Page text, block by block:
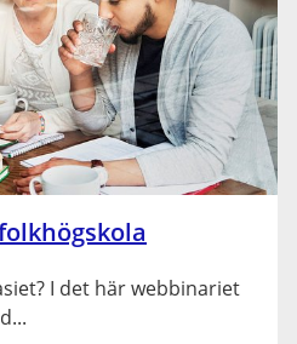
I det här webbinariet